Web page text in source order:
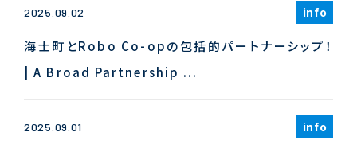
2025.09.02 info
海士町とRobo Co-opの包括的パートナーシップ！
| A Broad Partnership ...
2025.09.01 info